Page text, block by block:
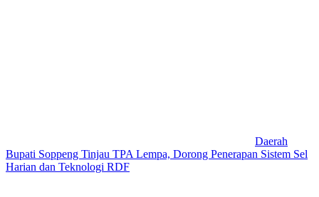
Daerah
Bupati Soppeng Tinjau TPA Lempa, Dorong Penerapan Sistem Sel
Harian dan Teknologi RDF